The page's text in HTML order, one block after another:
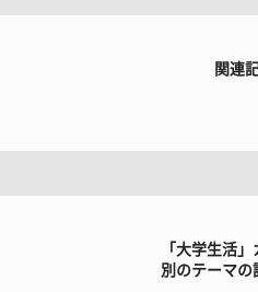
関連
「大学生活
別のテーマの